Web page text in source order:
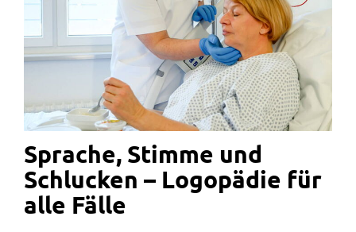
Sprache, Stimme und
Schlucken – Logopädie für
alle Fälle